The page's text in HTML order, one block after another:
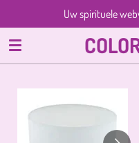
direct
naar
de
Uw spirituele